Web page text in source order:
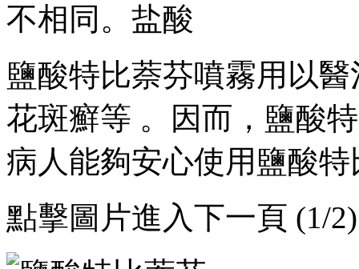
不相同。盐酸
鹽酸特比萘芬噴霧用以醫治
花斑癬等  。因而，鹽
病人能夠安心使用鹽酸特
點擊圖片進入下一頁 (1/2)